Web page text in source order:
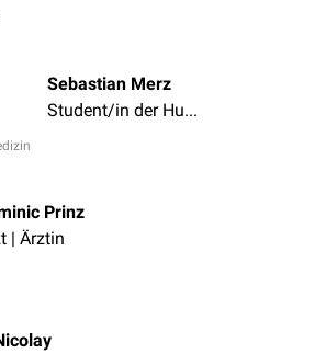
Sebastian Merz
Student/in der Humanmedizin
Prinz
| Ärztin